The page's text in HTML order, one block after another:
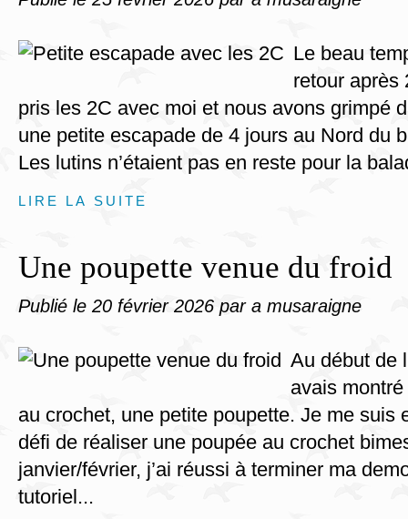
Le beau
retour après
pris les 2C avec moi et nous avons grimpé
une petite escapade de 4 jours au Nord du
Les lutins n’étaient pas en reste pour la
LIRE LA SUITE
Une poupette venue du froid
Publié le 20 février 2026 par a musaraigne
Au début de
avais montré
au crochet, une petite poupette. Je me suis
défi de réaliser une poupée au crochet
janvier/février, j’ai réussi à terminer ma
tutoriel...